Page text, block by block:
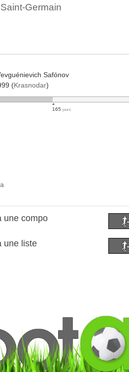
Germain
Safónov
(Krasnodar)
165 jours
une compo
une liste